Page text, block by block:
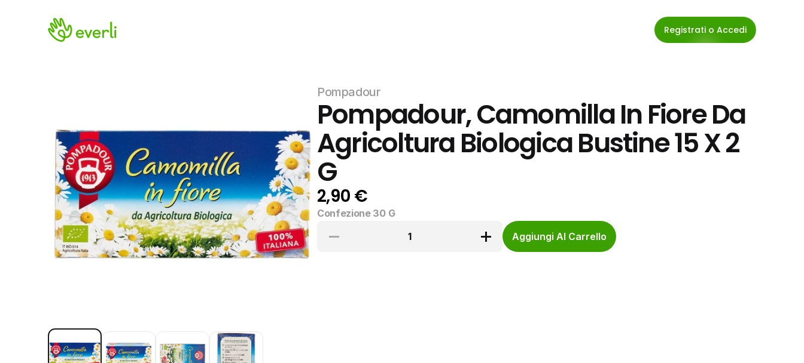
Registrati o Accedi
Pompadour
Pompadour, Camomilla In Fiore Da
Agricoltura Biologica Bustine 15 X 2
G
2,90 €
Confezione 30 G
1
Aggiungi Al Carrello